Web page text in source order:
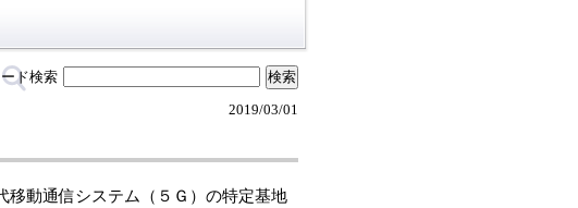
ド検索
2019/03/01
動通信システム（５Ｇ）の特定基地